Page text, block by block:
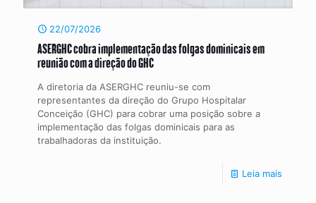
22/07/2026
ASERGHC cobra implementação das folgas dominicais em
reunião com a direção do GHC
A diretoria da ASERGHC reuniu-se com
representantes da direção do Grupo Hospitalar
Conceição (GHC) para cobrar uma posição sobre a
implementação das folgas dominicais para as
trabalhadoras da instituição.
Leia mais